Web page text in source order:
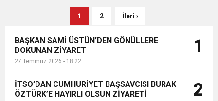
Belediye Başkan Adayı Dr. Hüseyin
eleştiriler ...
1 2 İleri ›
BAŞKAN SAMİ ÜSTÜN’DEN GÖNÜLLERE
DOKUNAN ZİYARET
27 Temmuz 2026 - 18:22
1
İTSO’DAN CUMHURİYET BAŞSAVCISI BURAK
ÖZTÜRK’E HAYIRLI OLSUN ZİYARETİ
2